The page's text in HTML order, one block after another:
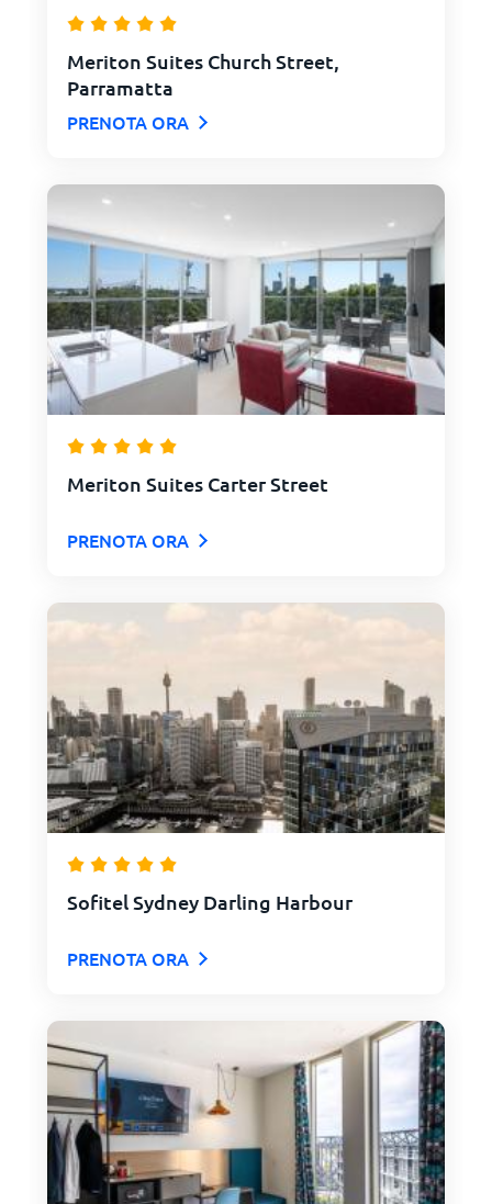
Meriton Suites Church Street,
Parramatta
PRENOTA ORA
Meriton Suites Carter Street
PRENOTA ORA
Sofitel Sydney Darling Harbour
PRENOTA ORA